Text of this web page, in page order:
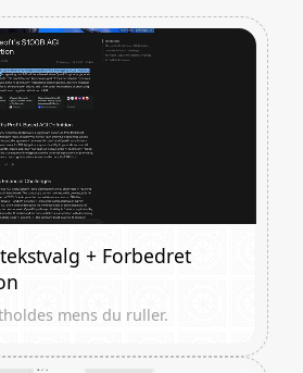
+ Forbedret
mens du ruller.